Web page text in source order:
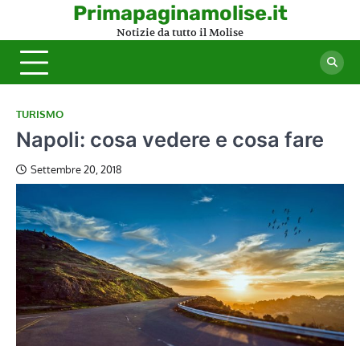
content
Primapaginamolise.it
Notizie da tutto il Molise
TURISMO
Napoli: cosa vedere e cosa fare
Settembre 20, 2018